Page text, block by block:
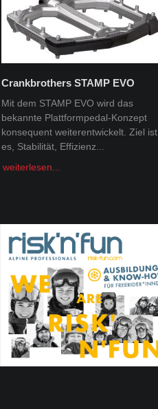
Crankbrothers STAMP EVO
Mit dem STAMP EVO wird das
bekannte Plattformpedal-Konzept
konsequent weiterentwickelt. Ziel ist
es, Stabilität, Effizienz...
weiterlesen...
Tobi Tritscher x Van Deer
Im Schnee Zuhause Name: Tobi
Trischer Alter: 31Homespot:
Schladming, AustriaSponsoren: Van